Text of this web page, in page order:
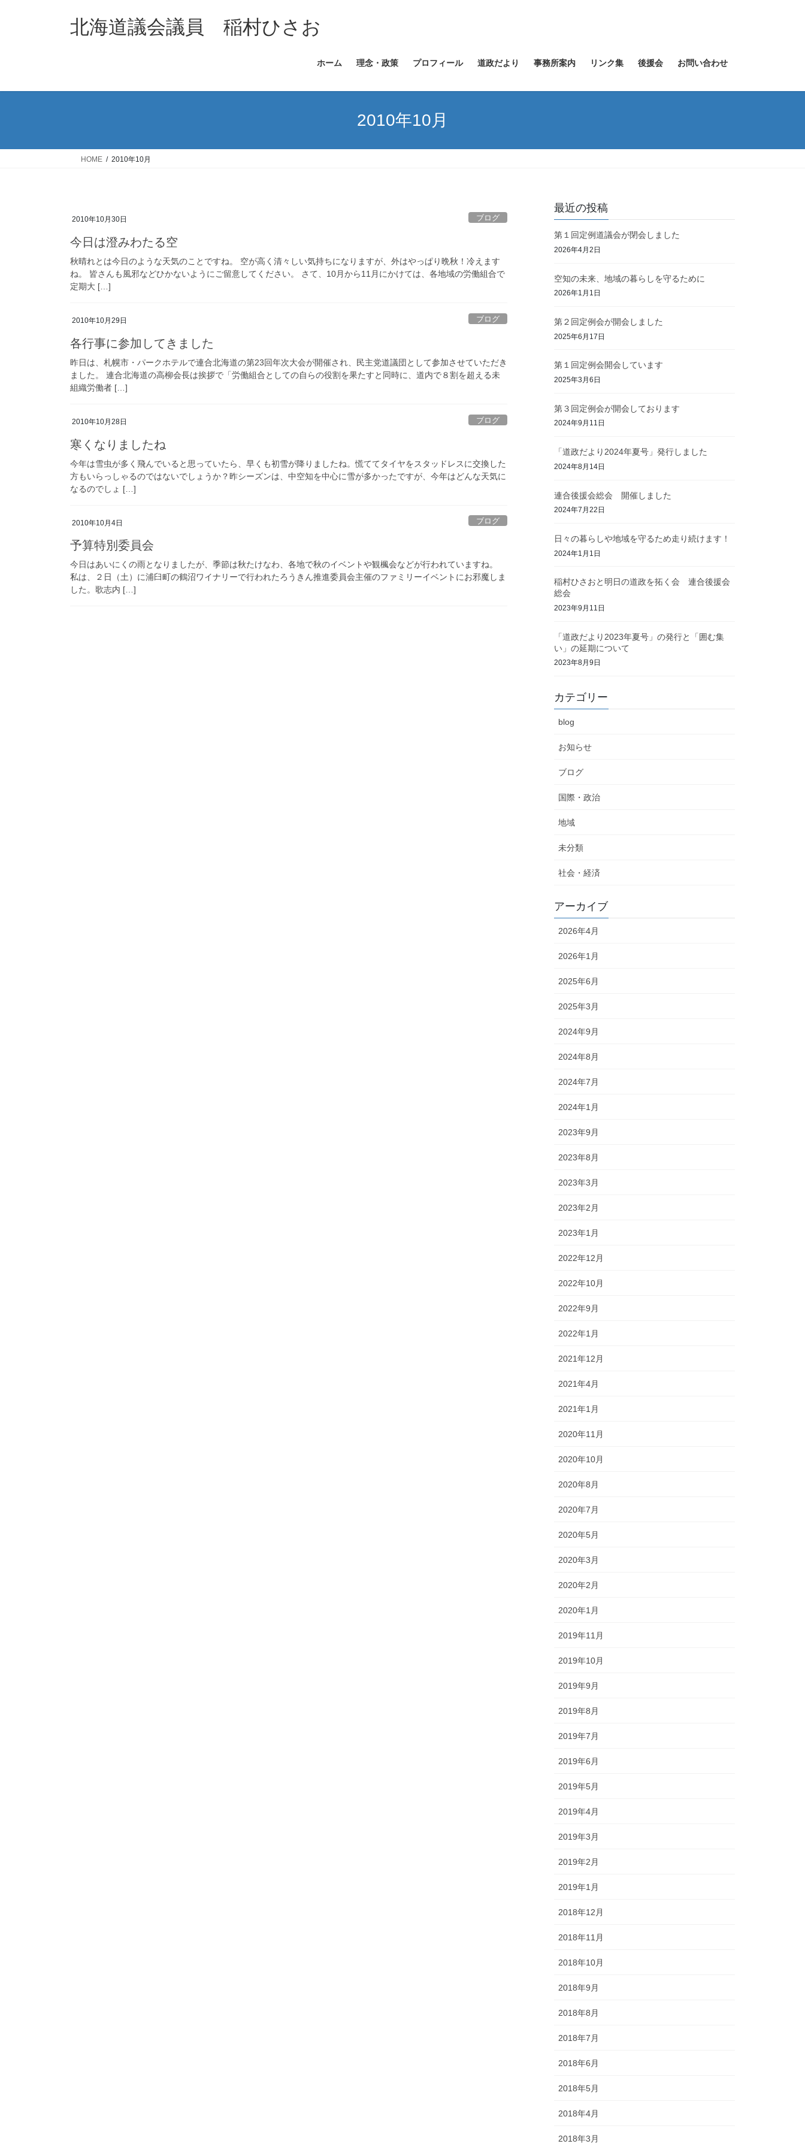
ス
ン
北海道議会議員 稲村ひさお
ホーム 理念・政策 プロフィール 道政だより 事務所案内 リンク集 後援会 お問い合わせ
2010年10月
HOME 2010年10月
2010年10月30日 ブログ
今日は澄みわたる空
秋晴れとは今日のような天気のことですね。 空が高く清々しい気持ちになりますが、外はやっぱり晩秋！冷えます
ね。 皆さんも風邪などひかないようにご留意してください。 さて、10月から11月にかけては、各地域の労働組合で
定期大 […]
2010年10月29日 ブログ
各行事に参加してきました
昨日は、札幌市・パークホテルで連合北海道の第23回年次大会が開催され、民主党道議団として参加させていただき
ました。 連合北海道の高柳会長は挨拶で「労働組合としての自らの役割を果たすと同時に、道内で８割を超える未
組織労働者 […]
2010年10月28日 ブログ
寒くなりましたね
今年は雪虫が多く飛んでいると思っていたら、早くも初雪が降りましたね。慌ててタイヤをスタッドレスに交換した
方もいらっしゃるのではないでしょうか？昨シーズンは、中空知を中心に雪が多かったですが、今年はどんな天気に
なるのでしょ […]
2010年10月4日 ブログ
予算特別委員会
今日はあいにくの雨となりましたが、季節は秋たけなわ、各地で秋のイベントや観楓会などが行われていますね。
私は、２日（土）に浦臼町の鶴沼ワイナリーで行われたろうきん推進委員会主催のファミリーイベントにお邪魔しま
した。歌志内 […]
最近の投稿
第１回定例道議会が閉会しました
2026年4月2日
空知の未来、地域の暮らしを守るために
2026年1月1日
第２回定例会が開会しました
2025年6月17日
第１回定例会開会しています
2025年3月6日
第３回定例会が開会しております
2024年9月11日
「道政だより2024年夏号」発行しました
2024年8月14日
連合後援会総会 開催しました
2024年7月22日
日々の暮らしや地域を守るため走り続けます！
2024年1月1日
稲村ひさおと明日の道政を拓く会 連合後援会
総会
2023年9月11日
「道政だより2023年夏号」の発行と「囲む集
い」の延期について
2023年8月9日
カテゴリー
blog
お知らせ
ブログ
国際・政治
地域
未分類
社会・経済
アーカイブ
2026年4月
2026年1月
2025年6月
2025年3月
2024年9月
2024年8月
2024年7月
2024年1月
2023年9月
2023年8月
2023年3月
2023年2月
2023年1月
2022年12月
2022年10月
2022年9月
2022年1月
2021年12月
2021年4月
2021年1月
2020年11月
2020年10月
2020年8月
2020年7月
2020年5月
2020年3月
2020年2月
2020年1月
2019年11月
2019年10月
2019年9月
2019年8月
2019年7月
2019年6月
2019年5月
2019年4月
2019年3月
2019年2月
2019年1月
2018年12月
2018年11月
2018年10月
2018年9月
2018年8月
2018年7月
2018年6月
2018年5月
2018年4月
2018年3月